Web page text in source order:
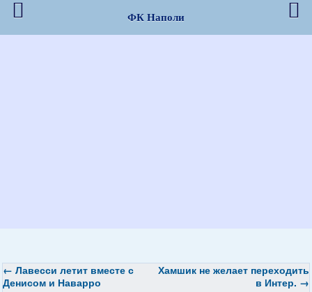
← Лавесси летит вместе с
Денисом и Наварро
Хамшик не желает переходить
в Интер. →
ФК Наполи